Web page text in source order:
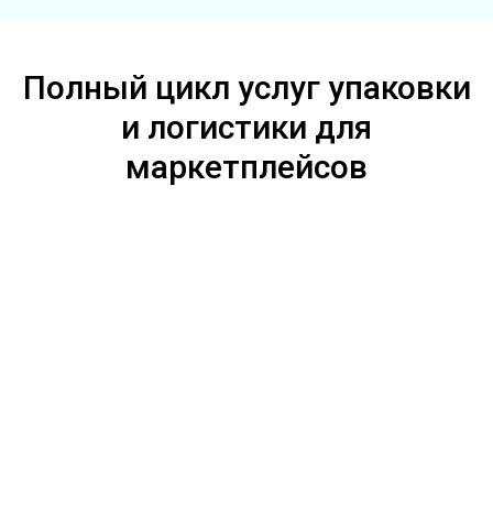
Полный цикл услуг упаковки
и логистики для
маркетплейсов